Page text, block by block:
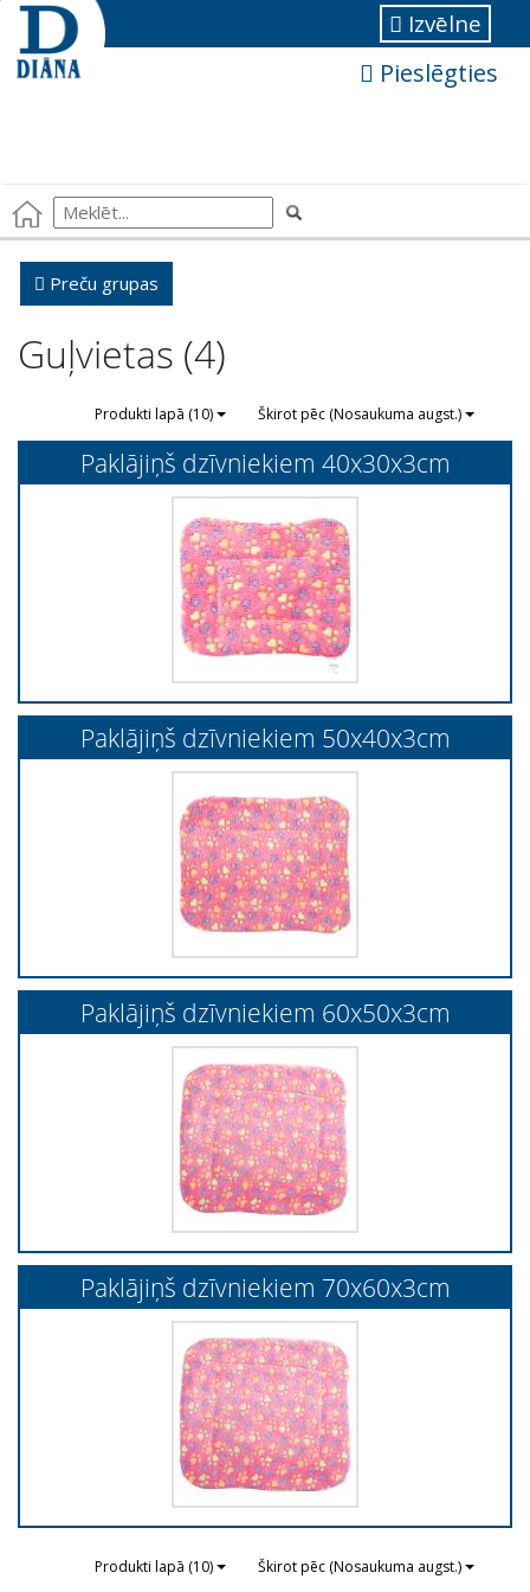
Izvēlne
Pieslēgties
Preču grupas
Guļvietas (4)
Produkti lapā (10) Škirot pēc (Nosaukuma augst.)
Paklājiņš dzīvniekiem 40x30x3cm
Paklājiņš dzīvniekiem 50x40x3cm
Paklājiņš dzīvniekiem 60x50x3cm
Paklājiņš dzīvniekiem 70x60x3cm
Produkti lapā (10) Škirot pēc (Nosaukuma augst.)